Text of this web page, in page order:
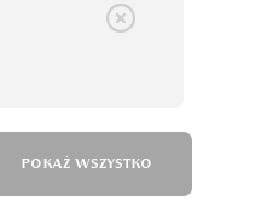
POKAŻ WSZYSTKO